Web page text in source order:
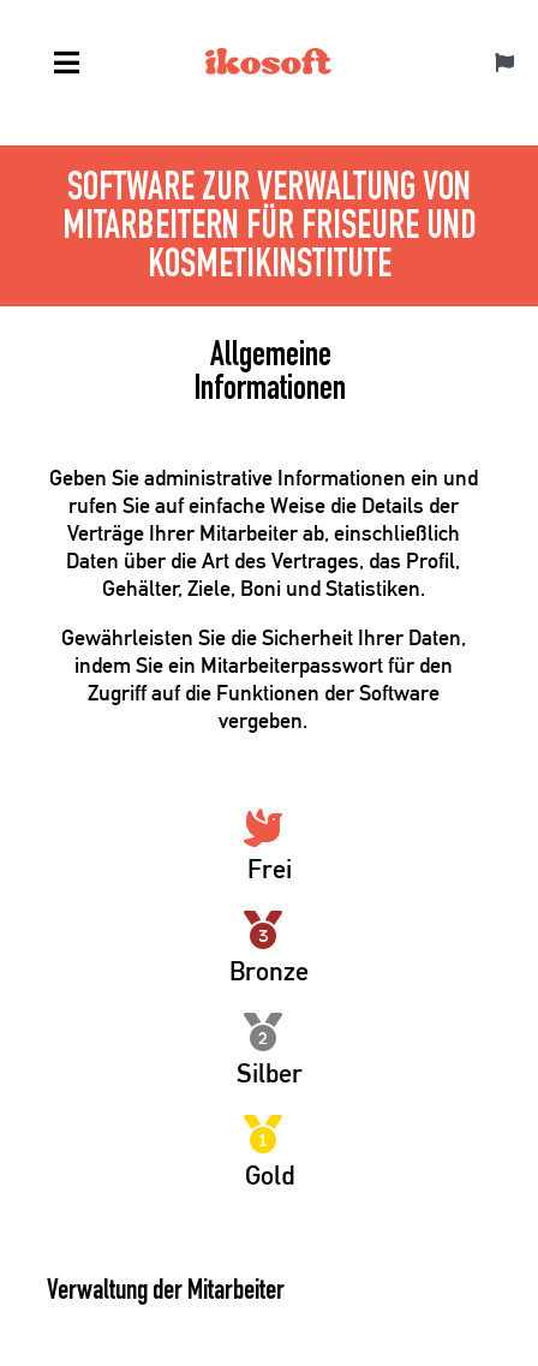
Deutsch
SOFTWARE ZUR VERWALTUNG VON
MITARBEITERN FÜR FRISEURE UND
KOSMETIKINSTITUTE
Allgemeine
Informationen
Geben Sie administrative Informationen ein und
rufen Sie auf einfache Weise die Details der
Verträge Ihrer Mitarbeiter ab, einschließlich
Daten über die Art des Vertrages, das Profil,
Gehälter, Ziele, Boni und Statistiken.
Gewährleisten Sie die Sicherheit Ihrer Daten,
indem Sie ein Mitarbeiterpasswort für den
Zugriff auf die Funktionen der Software
vergeben.
Frei
Bronze
Silber
Gold
Verwaltung der Mitarbeiter